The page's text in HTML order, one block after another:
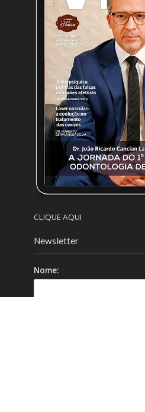
CLIQUE AQUI
Newsletter
Nome: